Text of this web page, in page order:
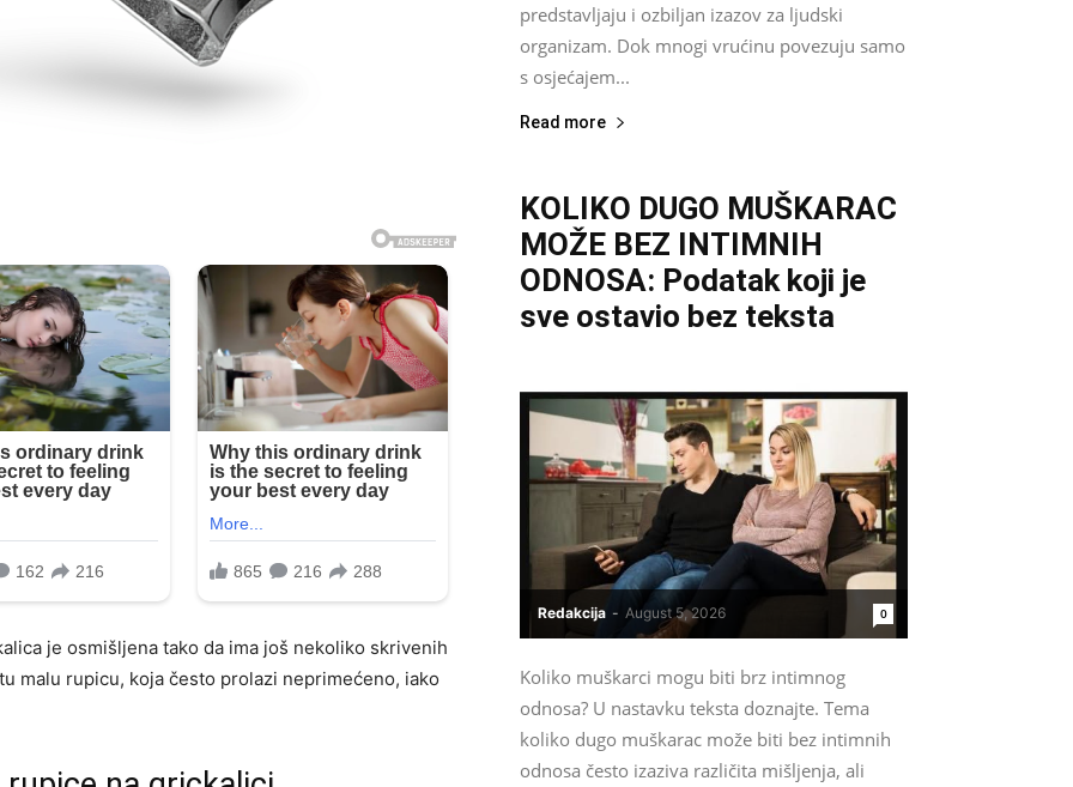
je osmišljena tako da ima još nekoliko skrivenih
malu rupicu, koja često prolazi neprimećeno, iako
predstavljaju i ozbiljan izazov za ljudski
organizam. Dok mnogi vrućinu povezuju samo
s osjećajem...
Read more
KOLIKO DUGO MUŠKARAC
MOŽE BEZ INTIMNIH
ODNOSA: Podatak koji je
sve ostavio bez teksta
Redakcija - August 5, 2026 0
Koliko muškarci mogu biti brz intimnog
odnosa? U nastavku teksta doznajte. Tema
koliko dugo muškarac može biti bez intimnih
odnosa često izaziva različita mišljenja, ali